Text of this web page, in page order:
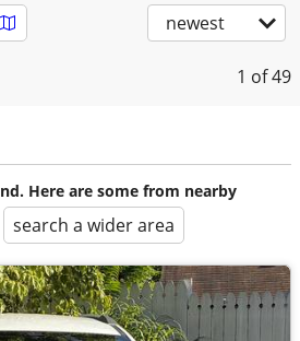
newest
1 of 49
Here are some from nearby
search a wider area